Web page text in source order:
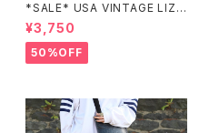
*SALE* USA VINTAGE LIZ c
laiborne EMBROIDERY DES
IGN NAVY ONE PIECE/アメリ
カ古着刺繍デザインネイビーワ
ンピース
¥3,750
50%OFF